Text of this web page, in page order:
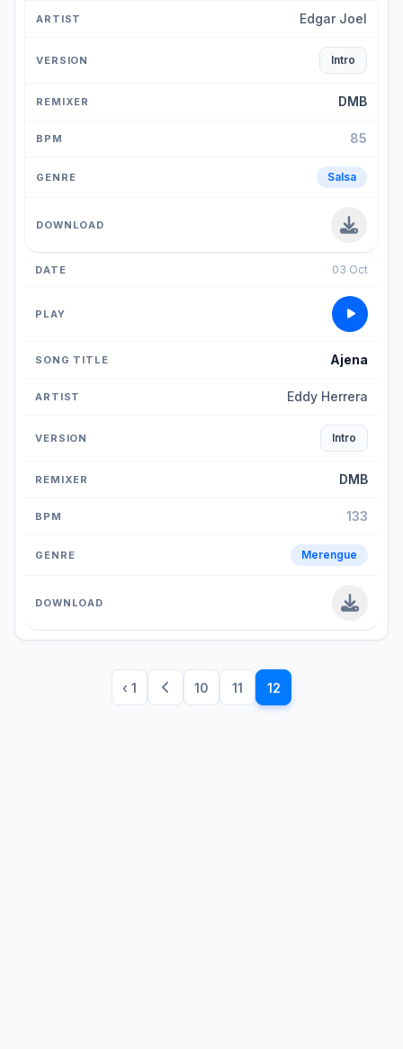
Edgar Joel
Intro
DMB
85
Salsa
03 Oct
Ajena
Eddy Herrera
Intro
DMB
133
Merengue
‹ 1 10 11 12